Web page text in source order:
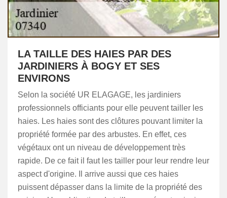
LA TAILLE DES HAIES PAR DES
JARDINIERS À BOGY ET SES
ENVIRONS
Selon la société UR ELAGAGE, les jardiniers
professionnels officiants pour elle peuvent tailler les
haies. Les haies sont des clôtures pouvant limiter la
propriété formée par des arbustes. En effet, ces
végétaux ont un niveau de développement très
rapide. De ce fait il faut les tailler pour leur rendre leur
aspect d'origine. Il arrive aussi que ces haies
puissent dépasser dans la limite de la propriété des